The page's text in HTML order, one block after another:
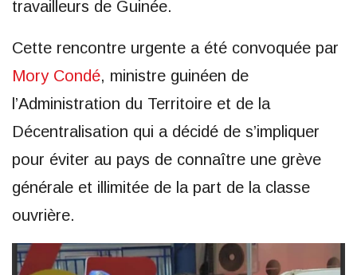
travailleurs de Guinée.
Cette rencontre urgente a été convoquée par
Mory Condé, ministre guinéen de
l’Administration du Territoire et de la
Décentralisation qui a décidé de s’impliquer
pour éviter au pays de connaître une grève
générale et illimitée de la part de la classe
ouvrière.